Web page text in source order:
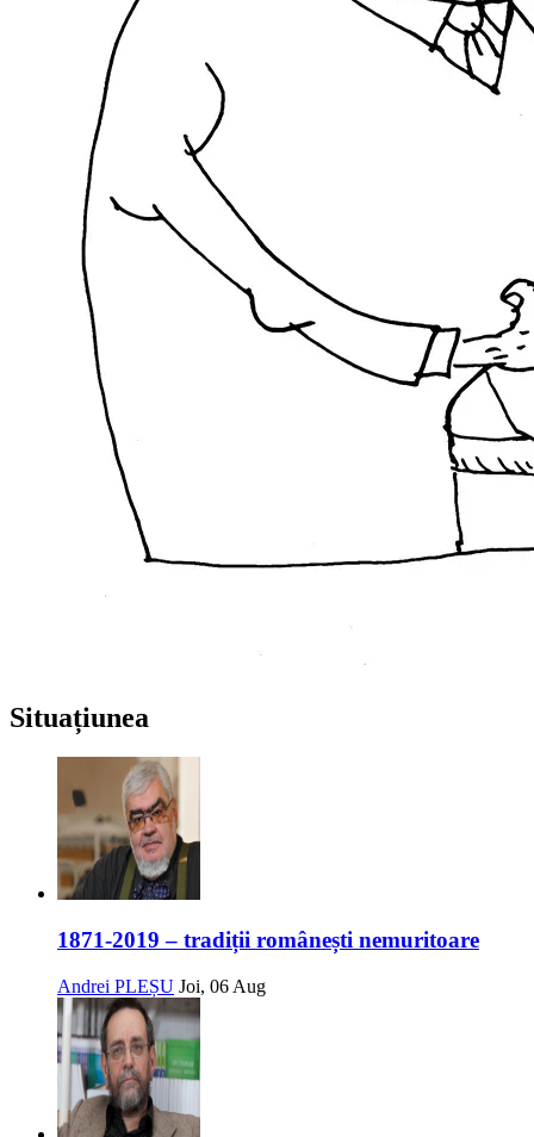
Situațiunea
1871-2019 – tradiții românești nemuritoare
Andrei PLEȘU Joi, 06 Aug